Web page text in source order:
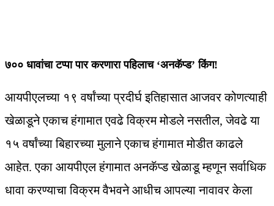
७०० धावांचा टप्पा पार करणारा पहिलाच ‘अनकॅप्ड’ किंग!
आयपीएलच्या १९ वर्षांच्या प्रदीर्घ इतिहासात आजवर कोणत्याही
खेळाडूने एकाच हंगामात एवढे विक्रम मोडले नसतील, जेवढे या
१५ वर्षांच्या बिहारच्या मुलाने एकाच हंगामात मोडीत काढले
आहेत. एका आयपीएल हंगामात अनकॅप्ड खेळाडू म्हणून सर्वाधिक
धावा करण्याचा विक्रम वैभवने आधीच आपल्या नावावर केला